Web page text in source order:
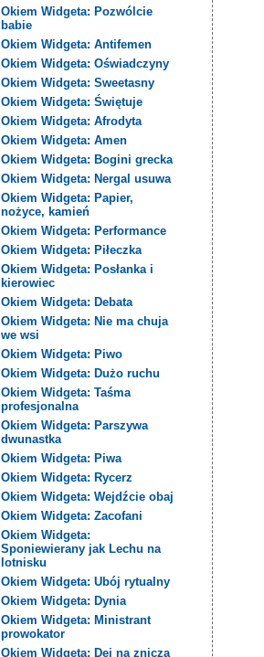
Okiem Widgeta: Pozwólcie
babie
Okiem Widgeta: Antifemen
Okiem Widgeta: Oświadczyny
Okiem Widgeta: Sweetasny
Okiem Widgeta: Świętuje
Okiem Widgeta: Afrodyta
Okiem Widgeta: Amen
Okiem Widgeta: Bogini grecka
Okiem Widgeta: Nergal usuwa
Okiem Widgeta: Papier,
nożyce, kamień
Okiem Widgeta: Performance
Okiem Widgeta: Piłeczka
Okiem Widgeta: Posłanka i
kierowiec
Okiem Widgeta: Debata
Okiem Widgeta: Nie ma chuja
we wsi
Okiem Widgeta: Piwo
Okiem Widgeta: Dużo ruchu
Okiem Widgeta: Taśma
profesjonalna
Okiem Widgeta: Parszywa
dwunastka
Okiem Widgeta: Piwa
Okiem Widgeta: Rycerz
Okiem Widgeta: Wejdźcie obaj
Okiem Widgeta: Zacofani
Okiem Widgeta:
Sponiewierany jak Lechu na
lotnisku
Okiem Widgeta: Ubój rytualny
Okiem Widgeta: Dynia
Okiem Widgeta: Ministrant
prowokator
Okiem Widgeta: Dej na znicza